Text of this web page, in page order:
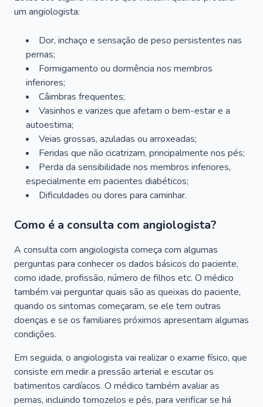
um angiologista:
Dor, inchaço e sensação de peso persistentes nas
pernas;
Formigamento ou dormência nos membros
inferiores;
Câimbras frequentes;
Vasinhos e varizes que afetam o bem-estar e a
autoestima;
Veias grossas, azuladas ou arroxeadas;
Feridas que não cicatrizam, principalmente nos pés;
Perda da sensibilidade nos membros inferiores,
especialmente em pacientes diabéticos;
Dificuldades ou dores para caminhar.
Como é a consulta com angiologista?
A consulta com angiologista começa com algumas
perguntas para conhecer os dados básicos do paciente,
como idade, profissão, número de filhos etc. O médico
também vai perguntar quais são as queixas do paciente,
quando os sintomas começaram, se ele tem outras
doenças e se os familiares próximos apresentam algumas
condições.
Em seguida, o angiologista vai realizar o exame físico, que
consiste em medir a pressão arterial e escutar os
batimentos cardíacos. O médico também avaliar as
pernas, incluindo tornozelos e pés, para verificar se há